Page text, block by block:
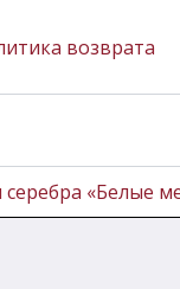
возврата
«Белые